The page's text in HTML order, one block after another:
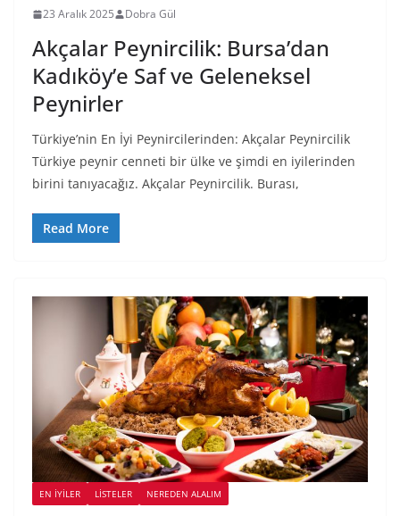
23 Aralık 2025 Dobra Gül
Akçalar Peynircilik: Bursa’dan
Kadıköy’e Saf ve Geleneksel
Peynirler
Türkiye’nin En İyi Peynircilerinden: Akçalar Peynircilik
Türkiye peynir cenneti bir ülke ve şimdi en iyilerinden
birini tanıyacağız. Akçalar Peynircilik. Burası,
Read More
EN İYILER LİSTELER NEREDEN ALALIM